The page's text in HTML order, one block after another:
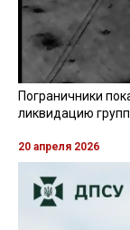
Пограничники
ликвидацию
20 апреля 2026